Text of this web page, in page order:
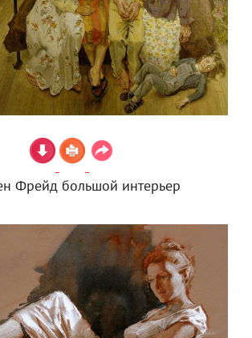
Фрейд большой интерьер